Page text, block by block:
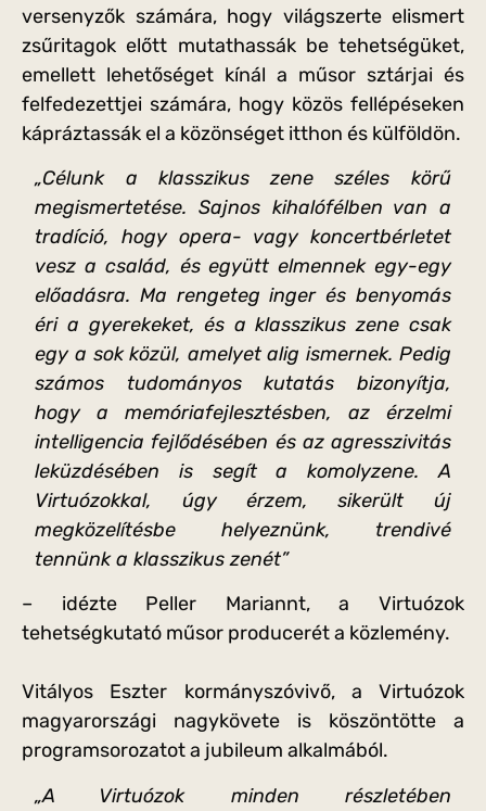
versenyzők számára, hogy világszerte elismert
zsűritagok előtt mutathassák be tehetségüket,
emellett lehetőséget kínál a műsor sztárjai és
felfedezettjei számára, hogy közös fellépéseken
kápráztassák el a közönséget itthon és külföldön.
„Célunk a klasszikus zene széles körű
megismertetése. Sajnos kihalófélben van a
tradíció, hogy opera- vagy koncertbérletet
vesz a család, és együtt elmennek egy-egy
előadásra. Ma rengeteg inger és benyomás
éri a gyerekeket, és a klasszikus zene csak
egy a sok közül, amelyet alig ismernek. Pedig
számos tudományos kutatás bizonyítja,
hogy a memóriafejlesztésben, az érzelmi
intelligencia fejlődésében és az agresszivitás
leküzdésében is segít a komolyzene. A
Virtuózokkal, úgy érzem, sikerült új
megközelítésbe helyeznünk, trendivé
tennünk a klasszikus zenét”
– idézte Peller Mariannt, a Virtuózok
tehetségkutató műsor producerét a közlemény.
Vitályos Eszter kormányszóvivő, a Virtuózok
magyarországi nagykövete is köszöntötte a
programsorozatot a jubileum alkalmából.
„A Virtuózok minden részletében